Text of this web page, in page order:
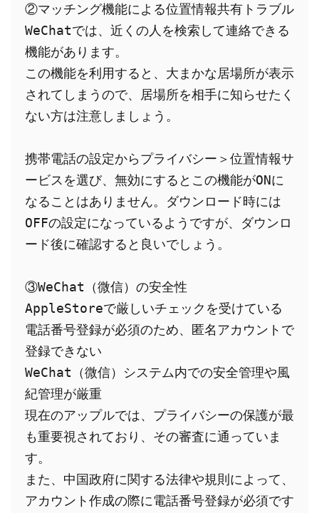
②マッチング機能による位置情報共有トラブル
WeChatでは、近くの人を検索して連絡できる
機能があります。
この機能を利用すると、大まかな居場所が表示
されてしまうので、居場所を相手に知らせたく
ない方は注意しましょう。
携帯電話の設定からプライバシー＞位置情報サ
ービスを選び、無効にするとこの機能がONに
なることはありません。ダウンロード時には
OFFの設定になっているようですが、ダウンロ
ード後に確認すると良いでしょう。
③WeChat（微信）の安全性
AppleStoreで厳しいチェックを受けている
電話番号登録が必須のため、匿名アカウントで
登録できない
WeChat（微信）システム内での安全管理や風
紀管理が厳重
現在のアップルでは、プライバシーの保護が最
も重要視されており、その審査に通っていま
す。
また、中国政府に関する法律や規則によって、
アカウント作成の際に電話番号登録が必須です